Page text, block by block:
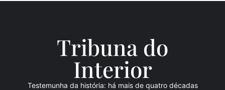
Tribuna do
Interior
Testemunha da história: há mais de quatro décadas